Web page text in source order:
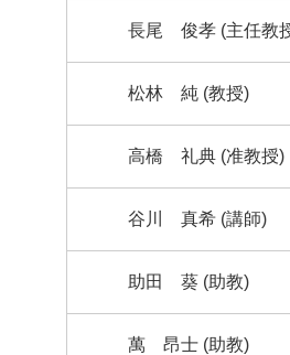
長尾 俊孝 (主任教
松林 純 (教授)
高橋 礼典 (准教授)
谷川 真希 (講師)
助田 葵 (助教)
萬 昂士 (助教)